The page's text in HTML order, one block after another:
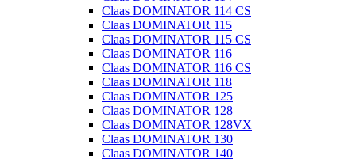
Claas DOMINATOR 114 CS
Claas DOMINATOR 115
Claas DOMINATOR 115 CS
Claas DOMINATOR 116
Claas DOMINATOR 116 CS
Claas DOMINATOR 118
Claas DOMINATOR 125
Claas DOMINATOR 128
Claas DOMINATOR 128VX
Claas DOMINATOR 130
Claas DOMINATOR 140